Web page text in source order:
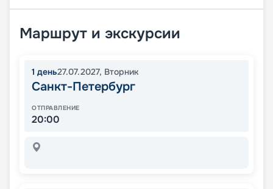
Маршрут и экскурсии
1 день27.07.2027, Вторник
Санкт-Петербург
ОТПРАВЛЕНИЕ
20:00